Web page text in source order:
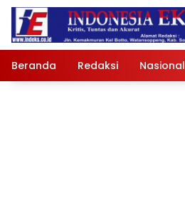
Langsung
konten
Beranda Redaksi Nasional